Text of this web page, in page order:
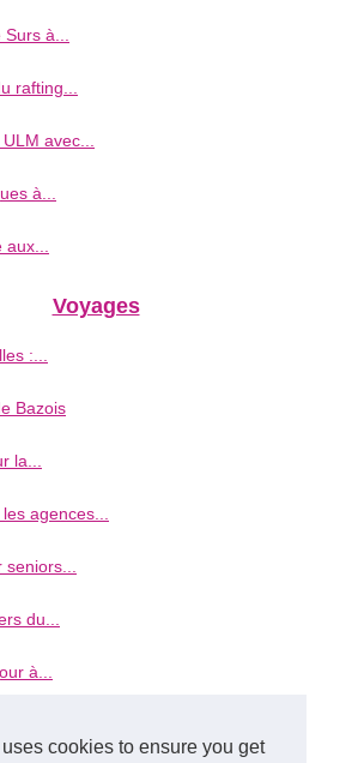
cookies to ensure you get
à...
rafting...
avec...
à...
Voyages
:...
Bazois
la...
agences...
du...
à...